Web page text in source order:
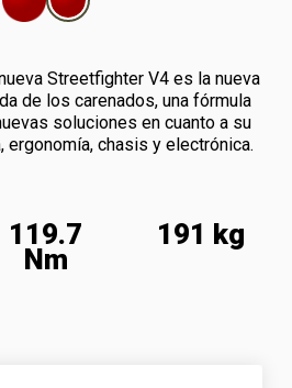
Streetfighter V4 es la nueva
de los carenados, una fórmula
soluciones en cuanto a su
ergonomía, chasis y electrónica.
119.7
Nm
191 kg